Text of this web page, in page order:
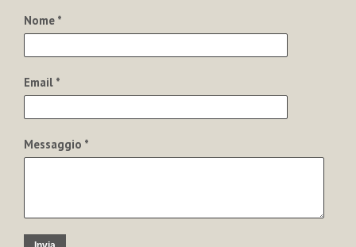
Nome *
Email *
Messaggio *